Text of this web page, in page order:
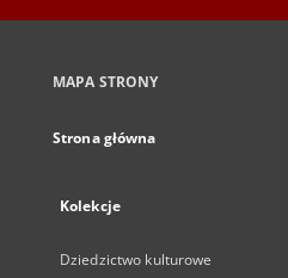
MAPA STRONY
Strona główna
Kolekcje
Dziedzictwo kulturowe